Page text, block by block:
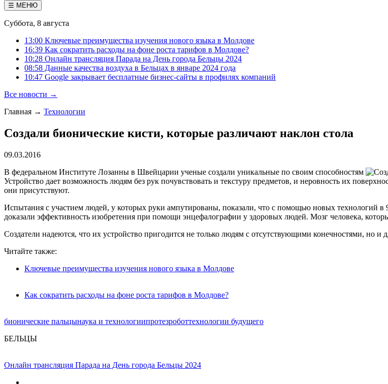
☰ МЕНЮ
Суббота, 8 августа
13:00 Ключевые преимущества изучения нового языка в Молдове
16:39 Как сократить расходы на фоне роста тарифов в Молдове?
10:28 Онлайн трансляция Парада на День города Бельцы 2024
08:58 Данные качества воздуха в Бельцах в январе 2024 года
10:47 Google закрывает бесплатные бизнес-сайты в профилях компаний
Все новости →
Главная → Технологии
Создали бионические кисти, которые различают наклон стола
09.03.2016
В федеральном Институте Лозанны в Швейцарии ученые создали уникальные по своим способностям
Устройство дает возможность людям без рук почувствовать и текстуру предметов, и неровность их
они присутствуют.
Испытания с участием людей, у которых руки ампутированы, показали, что с помощью новых технологий в
доказали эффективность изобретения при помощи энцефалографии у здоровых людей. Мозг человека,
Создатели надеются, что их устройство пригодится не только людям с отсутствующими конечностями, но
Читайте также:
Ключевые преимущества изучения нового языка в Молдове
Как сократить расходы на фоне роста тарифов в Молдове?
бионические пальцынаука и технологиипротезроботтехнологии будущего
БЕЛЬЦЫ
Онлайн трансляция Парада на День города Бельцы 2024